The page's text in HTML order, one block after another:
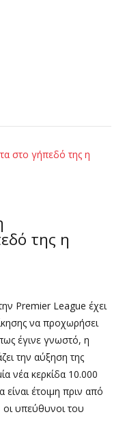
της η
Premier League έχει
να προχωρήσει
έγινε γνωστό, η
την αύξηση της
νέα κερκίδα 10.000
έτοιμη πριν από
οι υπεύθυνοι του